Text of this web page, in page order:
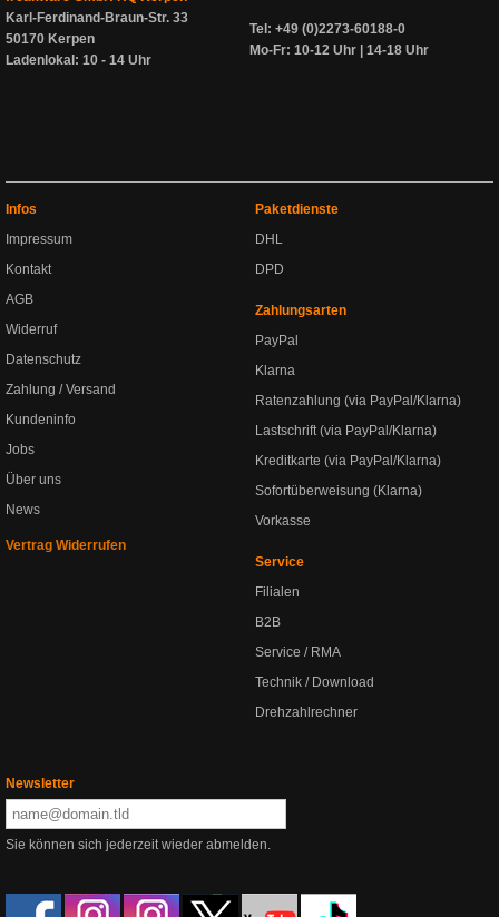
Karl-Ferdinand-Braun-Str. 33
50170 Kerpen
Ladenlokal: 10 - 14 Uhr
Tel: +49 (0)2273-60188-0
Mo-Fr: 10-12 Uhr | 14-18 Uhr
Infos
Impressum
Kontakt
AGB
Widerruf
Datenschutz
Zahlung / Versand
Kundeninfo
Jobs
Über uns
News
Vertrag Widerrufen
Paketdienste
DHL
DPD
Zahlungsarten
PayPal
Klarna
Ratenzahlung (via PayPal/Klarna)
Lastschrift (via PayPal/Klarna)
Kreditkarte (via PayPal/Klarna)
Sofortüberweisung (Klarna)
Vorkasse
Service
Filialen
B2B
Service / RMA
Technik / Download
Drehzahlrechner
Newsletter
Sie können sich jederzeit wieder abmelden.